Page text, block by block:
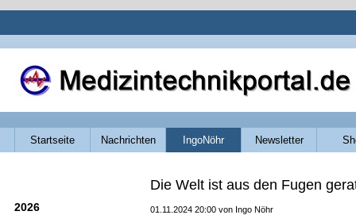
Navigation
überspringen
Startseite Nachrichten IngoNöhr Newsletter
2026
Die Welt ist aus den Fugen
01.11.2024 20:00 von Ingo Nöhr